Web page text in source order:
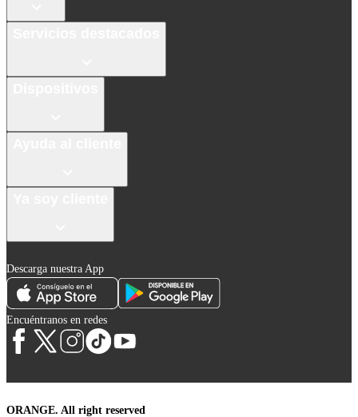
Descarga nuestra App
Encuéntranos en redes
ORANGE. All right reserved